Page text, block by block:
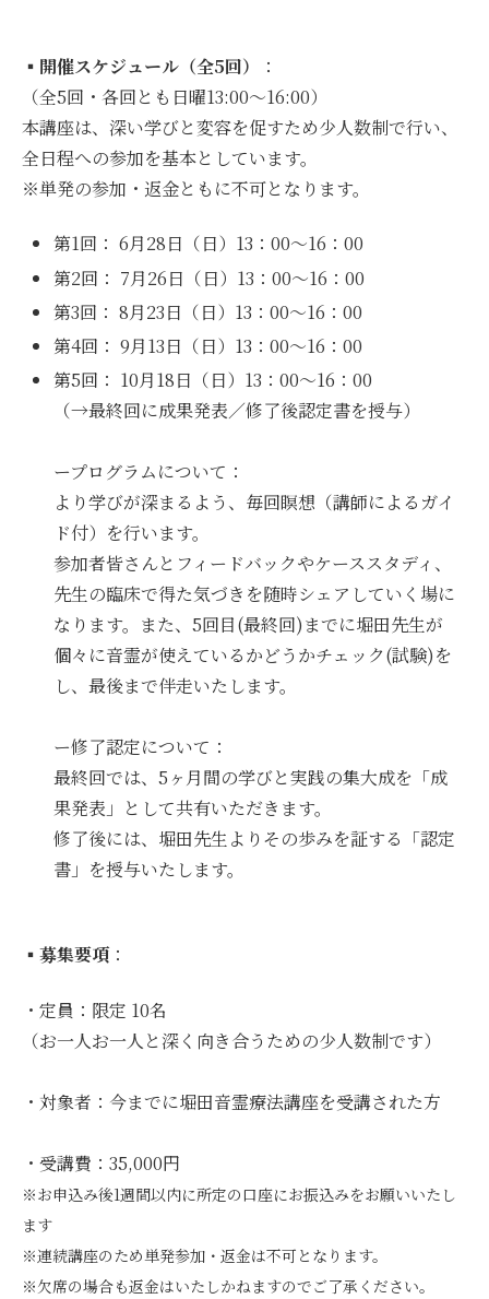
▪️ 開催スケジュール（全5回）
：
（全5回・各回とも日曜13:00〜16:00）
本講座は、深い学びと変容を促すため少人数制で行い、
全日程への参加を基本としています。
※単発の参加・返金ともに不可となります。
第1回： 6月28日（日）13：00〜16：00
第2回： 7月26日（日）13：00〜16：00
第3回： 8月23日（日）13：00〜16：00
第4回： 9月13日（日）13：00〜16：00
第5回： 10月18日（日）13：00〜16：00
（→最終回に成果発表／修了後認定書を授与）
ープログラムについて：
より学びが深まるよう、毎回瞑想（講師によるガイ
ド付）を行います。
参加者皆さんとフィードバックやケーススタディ、
先生の臨床で得た気づきを随時シェアしていく場に
なります。また、5回目(最終回)までに堀田先生が
個々に音霊が使えているかどうかチェック(試験)を
し、最後まで伴走いたします。
ー修了認定について：
最終回では、5ヶ月間の学びと実践の集大成を「成
果発表」として共有いただきます。
修了後には、堀田先生よりその歩みを証する「認定
書」を授与いたします。
▪️ 募集要項 ：
・定員：限定 10名
（お一人お一人と深く向き合うための少人数制です）
・対象者：今までに堀田音霊療法講座を受講された方
・受講費：35,000円
※お申込み後1週間以内に所定の口座にお振込みをお願いいたし
ます
※連続講座のため単発参加・返金は不可となります。
※欠席の場合も返金はいたしかねますのでご了承ください。